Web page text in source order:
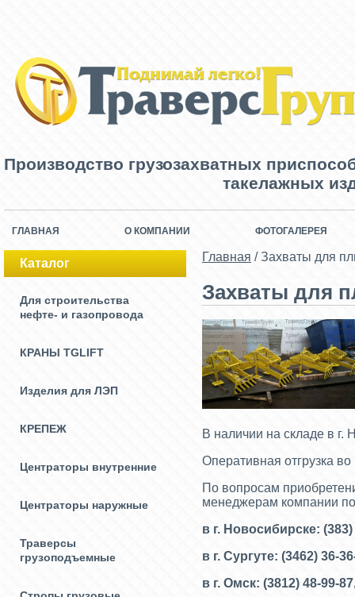
Производство грузозахватных
такелажных
ГЛАВНАЯ О КОМПАНИИ ФОТОГАЛЕРЕЯ
Каталог
Для строительства
нефте- и газопровода
КРАНЫ TGLIFT
Изделия для ЛЭП
КРЕПЕЖ
Центраторы внутренние
Центраторы наружные
Траверсы
грузоподъемные
Главная /Захваты для
Захваты для
В наличии на складе в г.
Оперативная отгрузка
По вопросам
менеджерам компании
в г. Новосибирске:
в г. Сургуте: (3462) 36-
в г. Омск: (3812) 48-99-